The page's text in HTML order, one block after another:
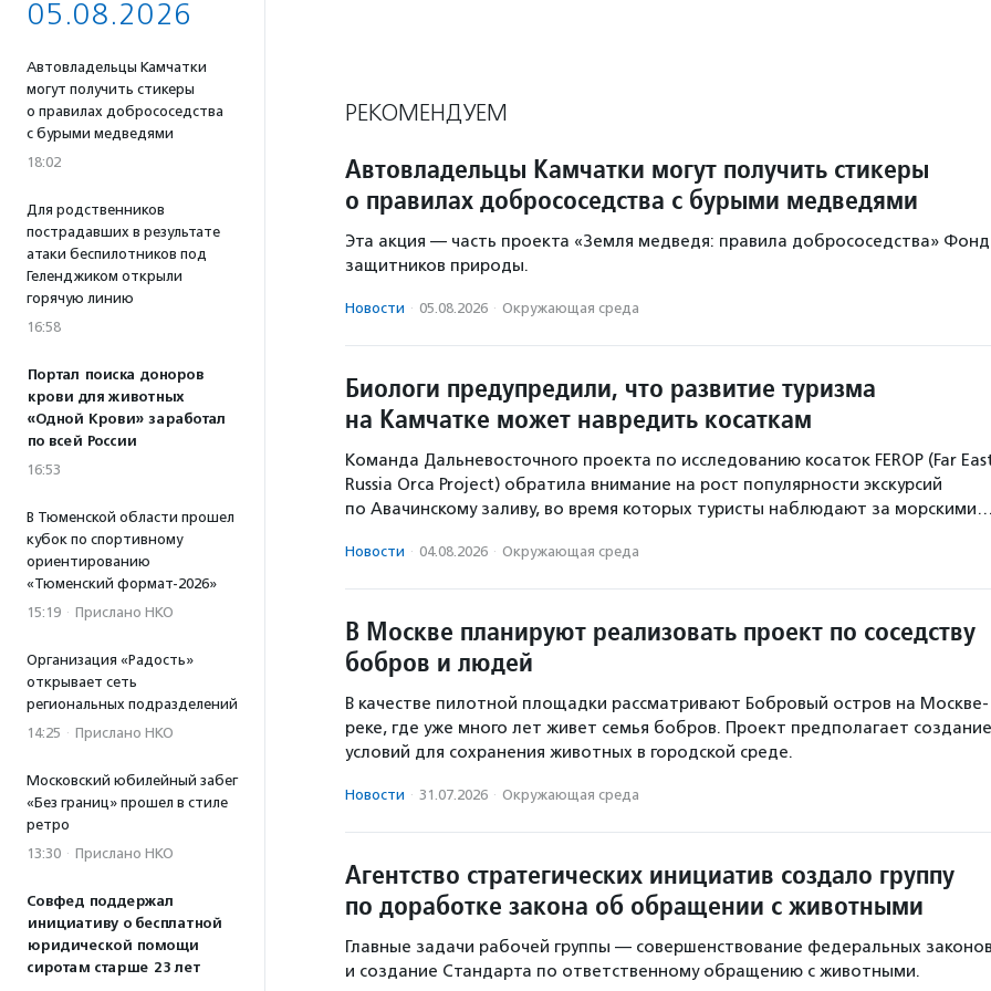
05.08.2026
Автовладельцы Камчатки
могут получить стикеры
о правилах добрососедства
с бурыми медведями
18:02
Для родственников
пострадавших в результате
атаки беспилотников под
Геленджиком открыли
горячую линию
16:58
Портал поиска доноров
крови для животных
«Одной Крови» заработал
по всей России
16:53
В Тюменской области прошел
кубок по спортивному
ориентированию
«Тюменский формат-2026»
15:19 · Прислано НКО
Организация «Радость»
открывает сеть
региональных подразделений
14:25 · Прислано НКО
Московский юбилейный забег
«Без границ» прошел в стиле
ретро
13:30 · Прислано НКО
Совфед поддержал
инициативу о бесплатной
юридической помощи
сиротам старше 23 лет
РЕКОМЕНДУЕМ
Автовладельцы Камчатки могут получить стикеры
о правилах добрососедства с бурыми медведями
Эта акция — часть проекта «Земля медведя: правила добрососедства»
защитников природы.
Новости · 05.08.2026 · Окружающая среда
Биологи предупредили, что развитие туризма
на Камчатке может навредить косаткам
Команда Дальневосточного проекта по исследованию косаток FEROP (Far
Russia Orca Project) обратила внимание на рост популярности экскурсий
по Авачинскому заливу, во время которых туристы наблюдают за
Новости · 04.08.2026 · Окружающая среда
В Москве планируют реализовать проект по соседству
бобров и людей
В качестве пилотной площадки рассматривают Бобровый остров на Москве-
реке, где уже много лет живет семья бобров. Проект предполагает создание
условий для сохранения животных в городской среде.
Новости · 31.07.2026 · Окружающая среда
Агентство стратегических инициатив создало группу
по доработке закона об обращении с животными
Главные задачи рабочей группы — совершенствование федеральных
и создание Стандарта по ответственному обращению с животными.